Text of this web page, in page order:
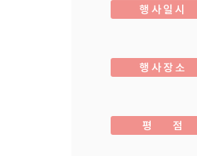
행 사 일 시
행 사 장 소
평 점